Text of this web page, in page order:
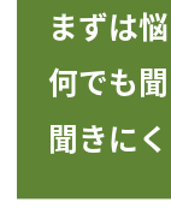
まずは
何でも
聞きに